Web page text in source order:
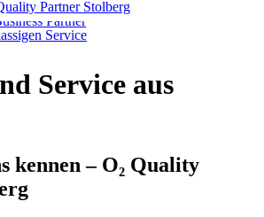
nd Service aus
kennen – O₂ Quality